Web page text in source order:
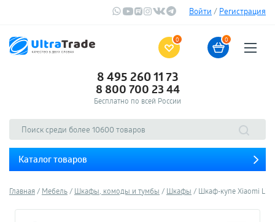
Войти / Регистрация
0 0
8 495 260 11 73
8 800 700 23 44
Бесплатно по всей России
Каталог товаров
Главная Мебель Шкафы, комоды и тумбы Шкафы Шкаф-купе Xiaomi